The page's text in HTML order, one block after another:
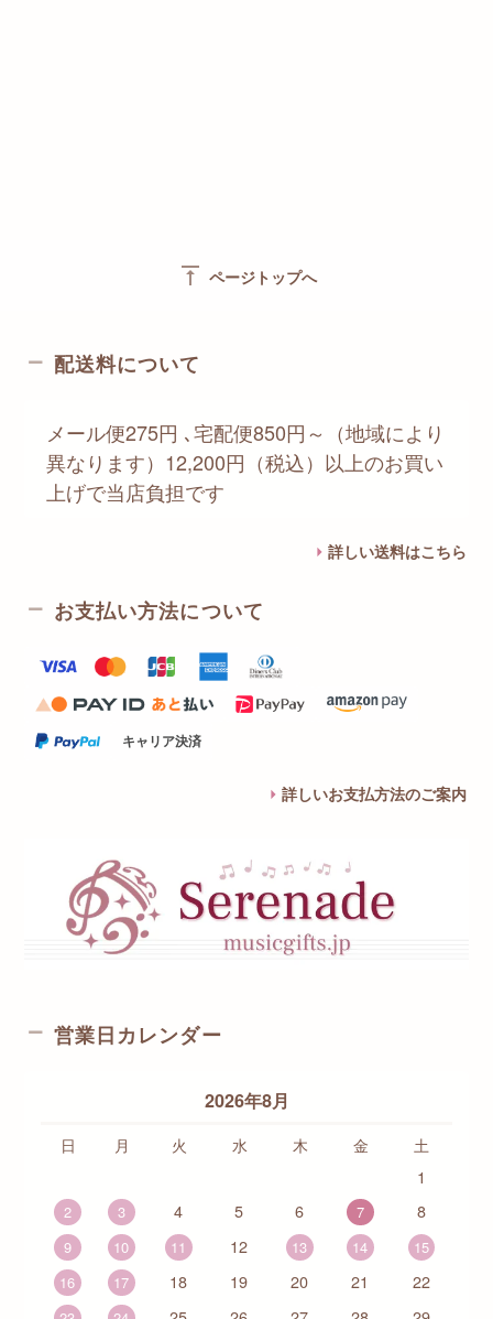
vertical_align_top ページトップへ
配送料について
メール便275円 ､宅配便850円～（地域により
異なります）12,200円（税込）以上のお買い
上げで当店負担です
詳しい送料はこちら
お支払い方法について
キャリア決済
詳しいお支払方法のご案内
営業日カレンダー
2026年8月
日 月 火 水 木 金
土
1
2 3 4 5 6 7 8
9 10 11 12 13 14
15
16
17 18 19 20 21 22